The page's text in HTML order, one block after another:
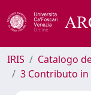
IRIS
Catalogo
3 Contributo in